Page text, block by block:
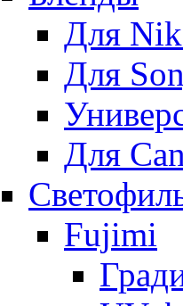
Для
Для
Для
Fujimi